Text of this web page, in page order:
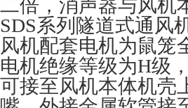
二倍，消声器与风机
SDS系列隧道式通风
风机配套电机为鼠笼
电机绝缘等级为H级
可接至风机本体机壳